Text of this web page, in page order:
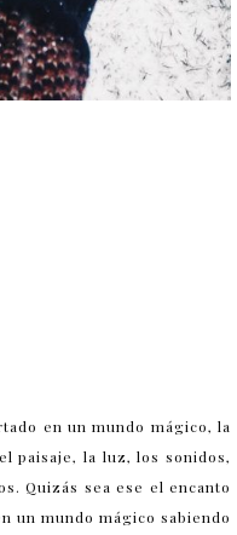
en un mundo mágico, la
paisaje, la luz, los sonidos,
Quizás sea ese el encanto
un mundo mágico sabiendo